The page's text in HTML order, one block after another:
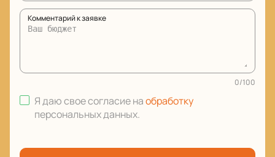
Комментарий к заявке
0/100
Я даю свое согласие наобработку
персональных данных.